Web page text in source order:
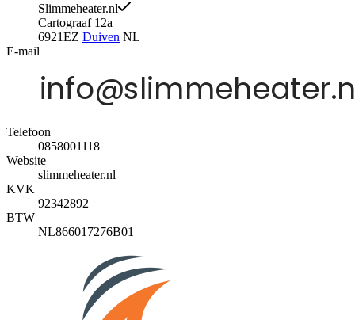
Slimmeheater.nl
Cartograaf 12a
6921EZ Duiven NL
E-mail
Telefoon
0858001118
Website
slimmeheater.nl
KVK
92342892
BTW
NL866017276B01